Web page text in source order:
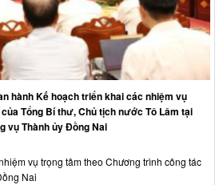
hành Kế hoạch triển khai các nhiệm vụ
Tổng Bí thư, Chủ tịch nước Tô Lâm tại
vụ Thành ủy Đồng Nai
vụ trọng tâm theo Chương trình công tác
Nai